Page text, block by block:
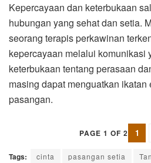
Kepercayaan dan keterbukaan
hubungan yang sehat dan setia.
seorang terapis perkawinan
kepercayaan melalui komunikasi
keterbukaan tentang perasaan
masing dapat menguatkan
pasangan.
PAGE 1 OF 2 1
Tags: cinta pasangan setia